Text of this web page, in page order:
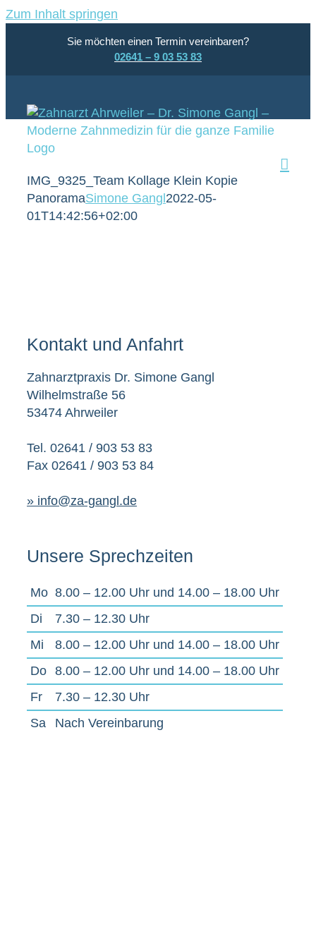
Zum Inhalt springen
Sie möchten einen Termin vereinbaren?
02641 – 9 03 53 83
IMG_9325_Team Kollage Klein Kopie
PanoramaSimone Gangl 2022-05-
01T14:42:56+02:00
Kontakt und Anfahrt
Zahnarztpraxis Dr. Simone Gangl
Wilhelmstraße 56
53474 Ahrweiler
Tel. 02641 / 903 53 83
Fax 02641 / 903 53 84
» info@za-gangl.de
Unsere Sprechzeiten
Mo 8.00 – 12.00 Uhr und 14.00 – 18.00 Uhr
Di
7.30 – 12.30 Uhr
Mi
8.00 – 12.00 Uhr und 14.00 – 18.00 Uhr
Do 8.00 – 12.00 Uhr und 14.00 – 18.00 Uhr
Fr
7.30 – 12.30 Uhr
Sa
Nach Vereinbarung